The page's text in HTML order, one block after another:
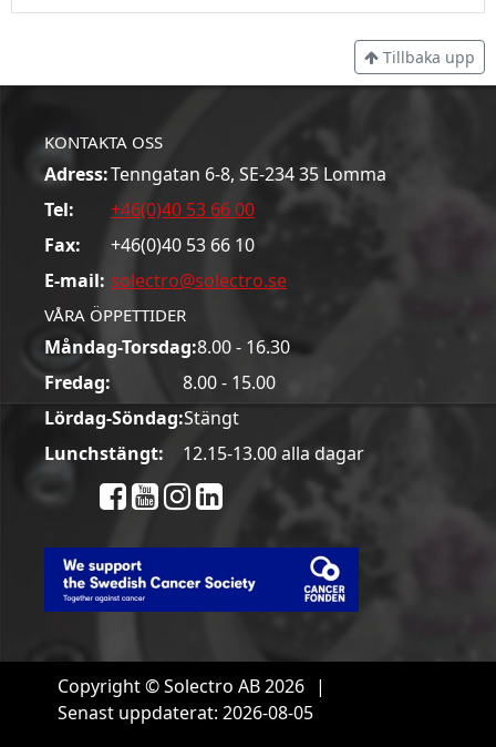
Tillbaka upp
KONTAKTA OSS
Adress:Tenngatan 6-8, SE-234 35 Lomma
Tel:
+46(0)40 53 66 00
Fax:
+46(0)40 53 66 10
E-mail: solectro@solectro.se
VÅRA ÖPPETTIDER
Måndag-Torsdag:8.00 - 16.30
Fredag:
8.00 - 15.00
Lördag-Söndag:Stängt
Lunchstängt:
12.15-13.00 alla dagar
Copyright © Solectro AB 2026 |
Senast uppdaterat: 2026-08-05